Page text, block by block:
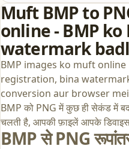
Muft BMP to
online - BMP
watermark
BMP images ko muft online
registration, bina
conversion aur browser
BMP को PNG में कुछ ही सेकंड में
चलती है, आपकी फ़ाइलें आपके डिवाइस
BMP से PNG